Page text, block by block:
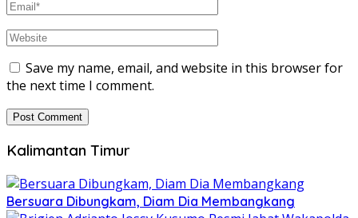
Save my name, email, and website in this browser for
the next time I comment.
Kalimantan Timur
Bersuara Dibungkam, Diam Dia Membangkang